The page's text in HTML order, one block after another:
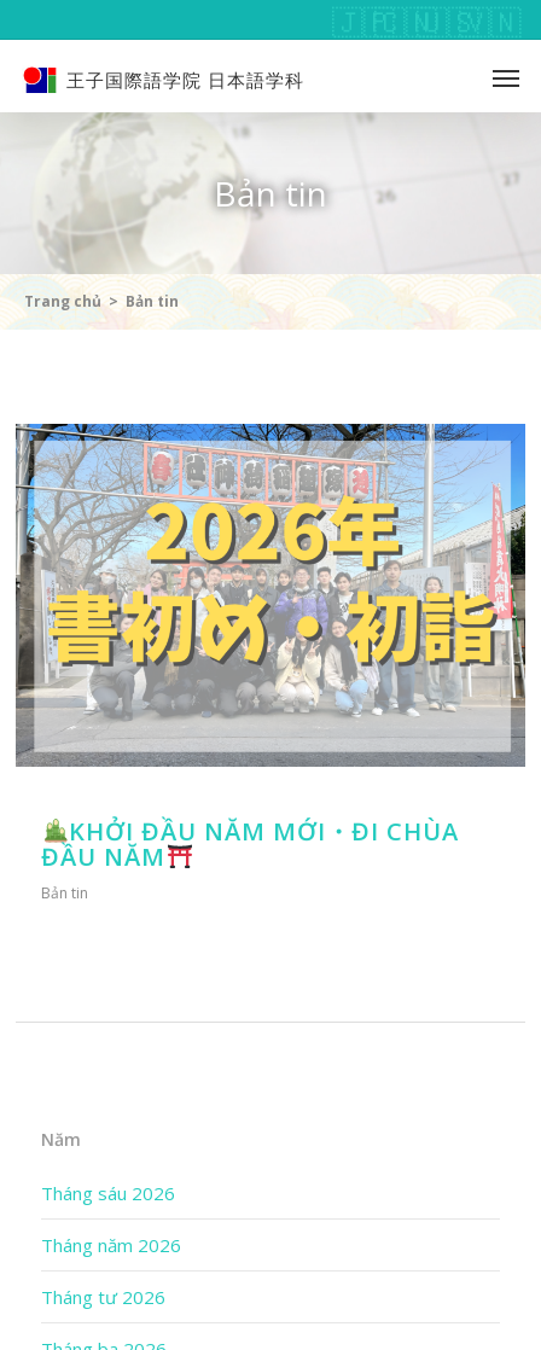
王子国際語学院 日本語学科
Bản tin
Trang chủ Bản tin
KHỞI ĐẦU NĂM MỚI・ĐI CHÙA
ĐẦU NĂM
Bản tin
Năm
Tháng sáu 2026
Tháng năm 2026
Tháng tư 2026